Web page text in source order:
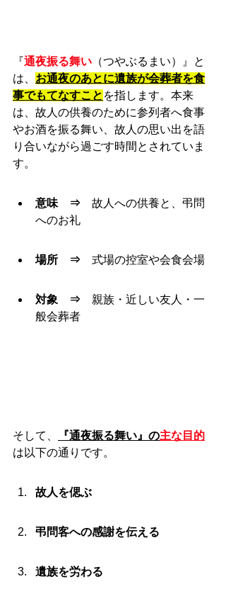
『通夜振る舞い （つやぶるまい）』と
は、 お通夜のあとに遺族が会葬者を食
事でもてなすこと を指します。本来
は、故人の供養のために参列者へ食事
やお酒を振る舞い、故人の思い出を語
り合いながら過ごす時間とされていま
す。
意味　⇒ 故人への供養と、弔問
へのお礼
場所　⇒ 式場の控室や会食会場
対象　⇒ 親族・近しい友人・一
般会葬者
そして、 『通夜振る舞い』の主な目的
は以下の通りです。
故人を偲ぶ
弔問客への感謝を伝える
遺族を労わる